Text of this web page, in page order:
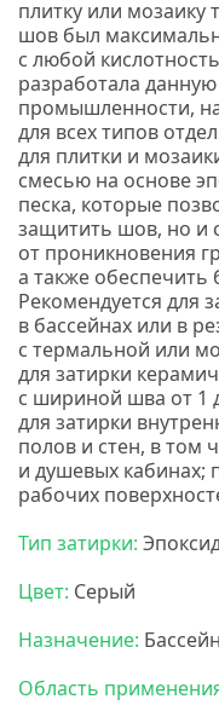
плитку или мозаику
шов был
с любой
разработала
промышленности,
для всех типов
для плитки и
смесью на основе
песка, которые
защитить шов, но и
от проникновения
а также обеспечить
Рекомендуется для
в бассейнах или в
с термальной или
для затирки
с шириной шва от 1
для затирки
полов и стен, в том
и душевых кабинах;
рабочих
Тип затирки:
Цвет: Серый
Назначение:
Область